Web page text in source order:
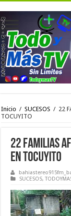
Inicio / SUCESOS / 22
TOCUYITO
22 FAMILIAS
EN TOCUYITO
SUCESOS,